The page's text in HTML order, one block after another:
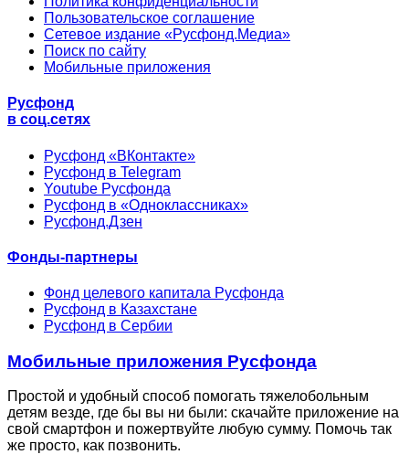
Пользовательское соглашение
Сетевое издание «Русфонд.Медиа»
Поиск по сайту
Мобильные приложения
Русфонд
в соц.сетях
Русфонд «ВКонтакте»
Русфонд в Telegram
Youtube Русфонда
Русфонд в «Одноклассниках»
Русфонд.Дзен
Фонды-партнеры
Фонд целевого капитала Русфонда
Русфонд в Казахстане
Русфонд в Сербии
Мобильные приложения Русфонда
Простой и удобный способ помогать тяжелобольным
детям везде, где бы вы ни были: скачайте приложение на
свой смартфон и пожертвуйте любую сумму. Помочь так
же просто, как позвонить.